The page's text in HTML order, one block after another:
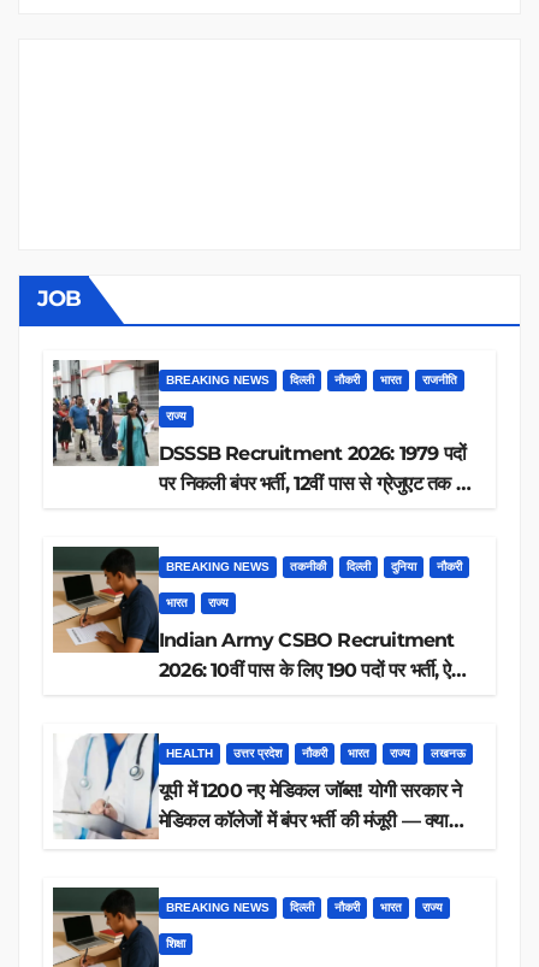
JOB
BREAKING NEWS दिल्ली नौकरी भारत राजनीति
राज्य
DSSSB Recruitment 2026: 1979 पदों
पर निकली बंपर भर्ती, 12वीं पास से ग्रेजुएट तक करें
BREAKING NEWS तकनीकी दिल्ली दुनिया नौकरी
भारत राज्य
Indian Army CSBO Recruitment
2026: 10वीं पास के लिए 190 पदों पर भर्ती, ऐसे
HEALTH उत्तर प्रदेश नौकरी भारत राज्य लखनऊ
यूपी में 1200 नए मेडिकल जॉब्स! योगी सरकार ने
मेडिकल कॉलेजों में बंपर भर्ती की मंजूरी — क्या
BREAKING NEWS दिल्ली नौकरी भारत राज्य
शिक्षा